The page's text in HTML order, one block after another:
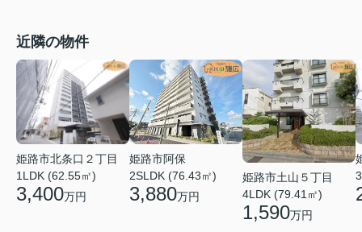
近隣の物件
姫路市北条口２丁目
1LDK (62.55㎡)
3,400万円
姫路市阿保
2SLDK (76.43㎡)
3,880万円
姫路市土山５丁目
4LDK (79.41㎡)
1,590万円